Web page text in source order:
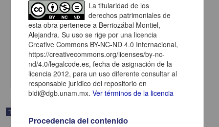
Asociación de ácidos grasos con la resistencia a insulina : vías de
inflamación y metabolismo
Antonio Herrera, Laura
Biología y Química
Trabajo de grado
La titularidad de los
derechos patrimoniales de
esta obra pertenece a Berriozábal Montiel,
Alejandra. Su uso se rige por una licencia
Creative Commons BY-NC-ND 4.0 Internacional,
https://creativecommons.org/licenses/by-nc-
nd/4.0/legalcode.es, fecha de asignación de la
licencia 2012, para un uso diferente consultar al
responsable jurídico del repositorio en
bidi@dgb.unam.mx.Ver términos de la licencia
Procedencia del contenido